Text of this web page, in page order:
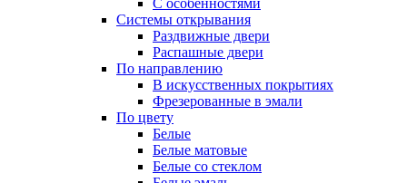
С особенностями
Системы открывания
Раздвижные двери
Распашные двери
По направлению
В искусственных покрытиях
Фрезерованные в эмали
По цвету
Белые
Белые матовые
Белые со стеклом